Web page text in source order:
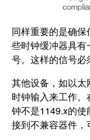
同样重要的是确
些时钟缓冲器具
号。这样的信号必
其他设备，如以
时钟输入来工作
钟不是1149.x的
接到不兼容器件，